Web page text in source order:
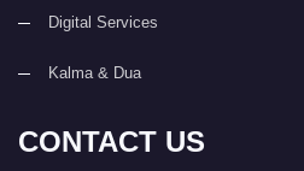
Digital Services
Kalma & Dua
CONTACT US